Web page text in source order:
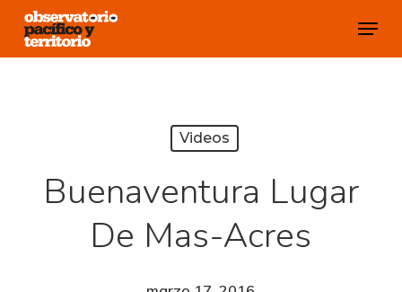
Skip
Menu
Videos
Buenaventura Lugar
De Mas-Acres
Close